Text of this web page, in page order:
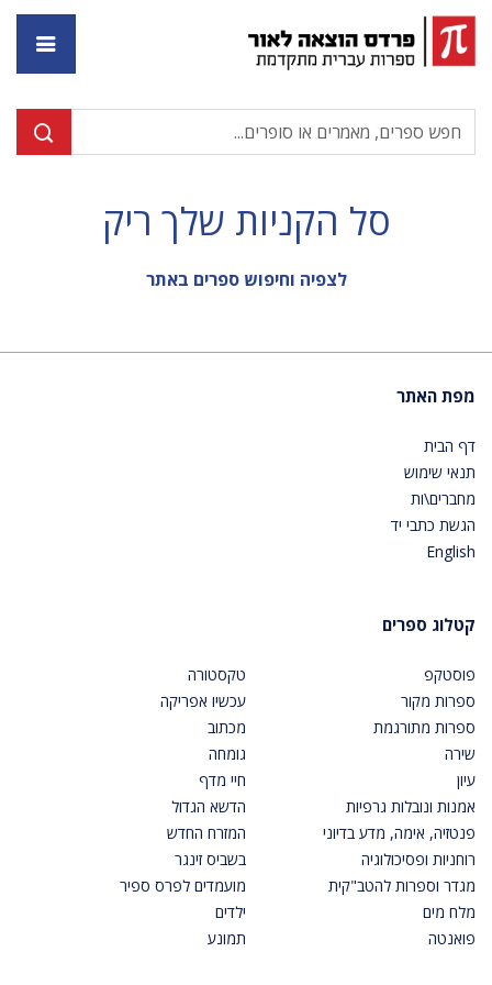
סל הקניות שלך ריק
לצפיה וחיפוש ספרים באתר
מפת האתר
דף הבית
תנאי שימוש
מחברים\ות
הגשת כתבי יד
English
קטלוג ספרים
פוסטקפ
ספרות מקור
ספרות מתורגמת
שירה
עיון
אמנות ונובלות גרפיות
פנטזיה, אימה, מדע בדיוני
רוחניות ופסיכולוגיה
מגדר וספרות להטב"קית
מלח מים
פואנטה
טקסטורה
עכשיו אפריקה
מכתוב
גומחה
חיי מדף
הדשא הגדול
המזרח החדש
בשביס זינגר
מועמדים לפרס ספיר
ילדים
תמונע